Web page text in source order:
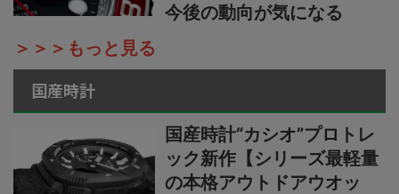
今後の動向が気になる
＞＞＞もっと見る
国産時計
国産時計“カシオ”プロトレ
ック新作【シリーズ最軽量
の本格アウトドアウオッ